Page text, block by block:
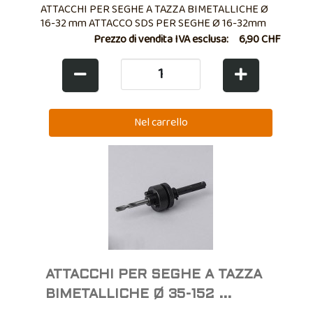
ATTACCHI PER SEGHE A TAZZA BIMETALLICHE Ø
16-32 mm ATTACCO SDS PER SEGHE Ø 16-32mm
Prezzo di vendita IVA esclusa: 6,90 CHF
ATTACCHI PER SEGHE A TAZZA
BIMETALLICHE Ø 35-152 ...